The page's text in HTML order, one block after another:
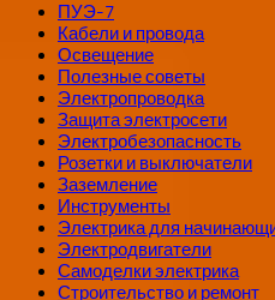
ПУЭ-7
Кабели и провода
Освещение
Полезные советы
Электропроводка
Защита электросети
Электробезопасность
Розетки и выключатели
Заземление
Инструменты
Электрика для
Электродвигатели
Самоделки электрика
Строительство и ремонт